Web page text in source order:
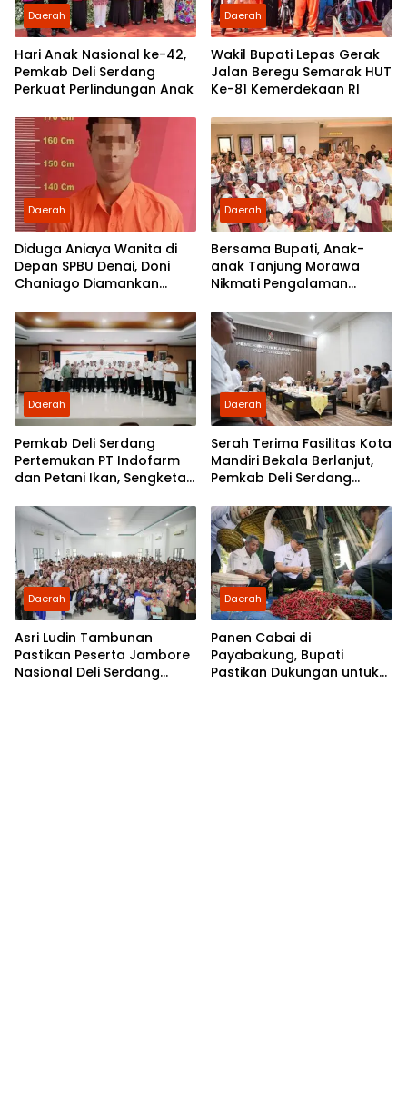
Daerah
Hari Anak Nasional ke-42,
Pemkab Deli Serdang
Perkuat Perlindungan Anak
Daerah
Wakil Bupati Lepas Gerak
Jalan Beregu Semarak HUT
Ke-81 Kemerdekaan RI
Daerah
Diduga Aniaya Wanita di
Depan SPBU Denai, Doni
Chaniago Diamankan
Daerah
Bersama Bupati, Anak-
anak Tanjung Morawa
Nikmati Pengalaman
Daerah
Pemkab Deli Serdang
Pertemukan PT Indofarm
dan Petani Ikan, Sengketa
Daerah
Serah Terima Fasilitas Kota
Mandiri Bekala Berlanjut,
Pemkab Deli Serdang
Daerah
Asri Ludin Tambunan
Pastikan Peserta Jambore
Nasional Deli Serdang
Daerah
Panen Cabai di
Payabakung, Bupati
Pastikan Dukungan untuk